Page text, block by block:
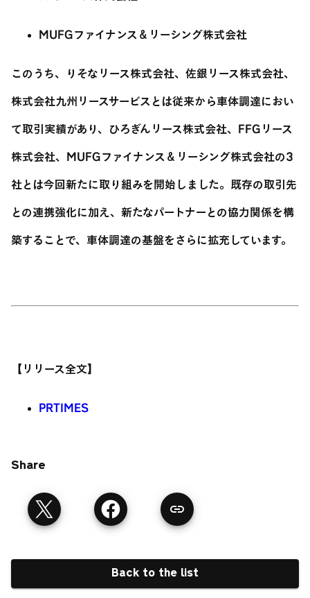
MUFGファイナンス＆リーシング株式会社
このうち、りそなリース株式会社、佐銀リース株式会社、
株式会社九州リースサービスとは従来から車体調達におい
て取引実績があり、ひろぎんリース株式会社、FFGリース
株式会社、MUFGファイナンス＆リーシング株式会社の3
社とは今回新たに取り組みを開始しました。既存の取引先
との連携強化に加え、新たなパートナーとの協力関係を構
築することで、車体調達の基盤をさらに拡充しています。
【リリース全文】
PRTIMES
Share
Back to the list